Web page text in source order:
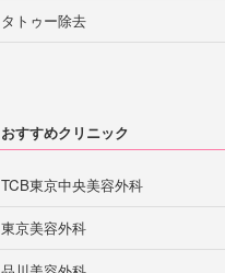
タトゥー除去
おすすめクリニック
TCB東京中央美容外科
東京美容外科